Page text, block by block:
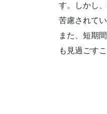
す。しかし
苦慮されて
また、短期
も見過ごす